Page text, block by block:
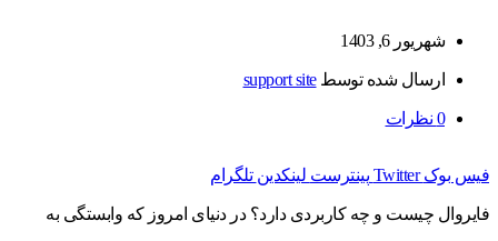
شهریور 6, 1403
ارسال شده توسطsupport site
0 نظرات
فیس بوک Twitter پینترست لینکدین تلگرام
فایروال چیست و چه کاربردی دارد؟ در دنیای امروز که وابستگی به